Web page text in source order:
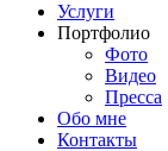
Услуги
Портфолио
Фото
Видео
Пресса
Обо мне
Контакты